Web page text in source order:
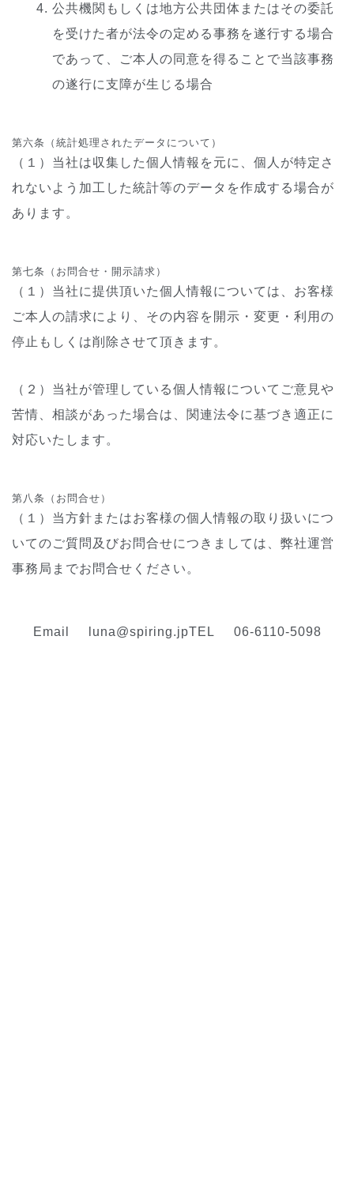
公共機関もしくは地方公共団体またはその委託
を受けた者が法令の定める事務を遂行する場合
であって、ご本人の同意を得ることで当該事務
の遂行に支障が生じる場合
第六条（統計処理されたデータについて）
（１）当社は収集した個人情報を元に、個人が特定さ
れないよう加工した統計等のデータを作成する場合が
あります。
第七条（お問合せ・開示請求）
（１）当社に提供頂いた個人情報については、お客様
ご本人の請求により、その内容を開示・変更・利用の
停止もしくは削除させて頂きます。
（２）当社が管理している個人情報についてご意見や
苦情、相談があった場合は、関連法令に基づき適正に
対応いたします。
第八条（お問合せ）
（１）当方針またはお客様の個人情報の取り扱いにつ
いてのご質問及びお問合せにつきましては、弊社運営
事務局までお問合せください。
Email luna@spiring.jpTEL 06-6110-5098